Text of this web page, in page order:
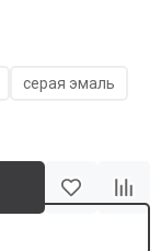
серая эмаль